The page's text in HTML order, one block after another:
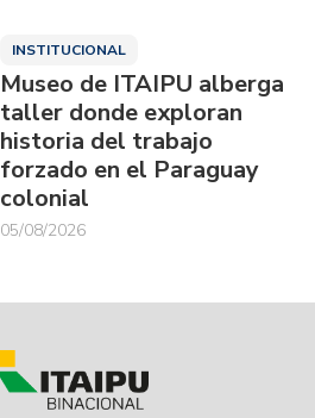
INSTITUCIONAL
Museo de ITAIPU alberga
taller donde exploran
historia del trabajo
forzado en el Paraguay
colonial
05/08/2026